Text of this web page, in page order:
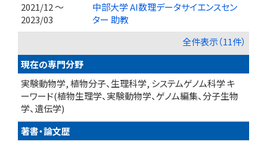
2021/12 ～
2023/03
中部大学 AI数理データサイエンスセン
ター 助教
全件表示（11件）
現在の専門分野
実験動物学, 植物分子、生理科学, システムゲノム科学 キ
ーワード(植物生理学、実験動物学、ゲノム編集、分子生物
学、遺伝学)
著書・論文歴